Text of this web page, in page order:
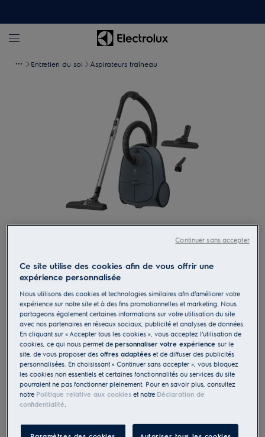
Entretien du sol Aspirateurs traîneau
EB61C2DBP
600 Aspirateur traîneau 73 dB
4.4 (5)
179.00 CHF
PVR incl. IVA en CHF (excl. CAR)
Disponible chez des revendeurs sélectionnés
Réserver un conseil produit
Ce site utilise des cookies afin de vous offrir une
expérience personnalisée
Nous utilisons des cookies et technologies similaires afin d’améliorer votre
expérience sur notre site et à des fins promotionnelles et marketing. Nous
partageons également certaines informations sur votre utilisation du site
avec nos partenaires en réseaux sociaux, publicité et analyses de données.
En cliquant sur « Accepter tous les cookies », vous acceptez l’utilisation de
cookies, ce qui nous permet depersonnaliser votre expériencesur le
site, de vous proposer desoffres adaptées et de diffuser des publicités
personnalisées. En choisissant « Continuer sans accepter », vous bloquez
les cookies non essentiels et certaines fonctionnalités ou services du site
pourraient ne pas fonctionner pleinement. Pour en savoir plus, consultez
notre Politique relative aux cookies et notre Déclaration de
confidentialité.
Continuer sans accepter